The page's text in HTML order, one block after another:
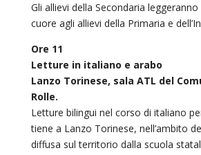
Gli allievi della Secondaria
cuore agli allievi della Primaria e
Ore 11
Letture in italiano e arabo
Lanzo Torinese, sala ATL del
Rolle.
Letture bilingui nel corso di italiano
tiene a Lanzo Torinese, nell’ambito
diffusa sul territorio dalla scuola